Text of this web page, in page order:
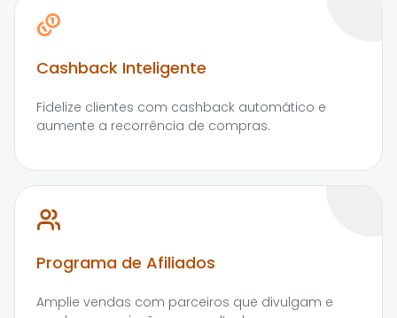
Cashback Inteligente
Fidelize clientes com cashback automático e
aumente a recorrência de compras.
Programa de Afiliados
Amplie vendas com parceiros que divulgam e